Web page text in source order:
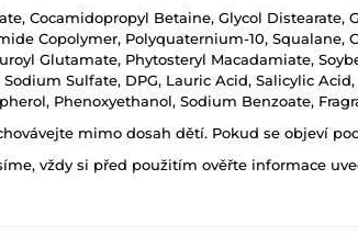
Cocamidopropyl Betaine, Glycol
Copolymer, Polyquaternium-10,
Glutamate, Phytosteryl Macadamiate,
Sodium Sulfate, DPG, Lauric Acid, Salicylic
Phenoxyethanol, Sodium Benzoate,
mimo dosah dětí. Pokud se objeví
vždy si před použitím ověřte informace